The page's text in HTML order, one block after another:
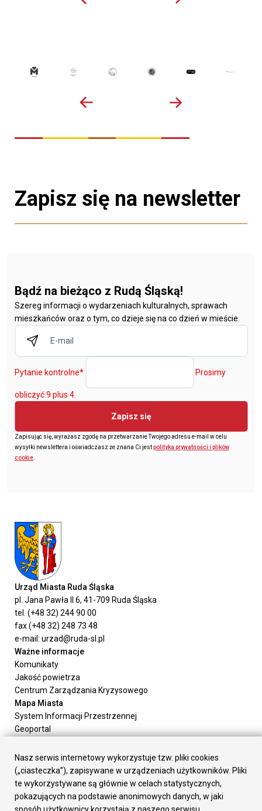
Zapisz się na newsletter
Bądź na bieżąco z Rudą Śląską!
Szereg informacji o wydarzeniach kulturalnych, sprawach
mieszkańców oraz o tym, co dzieje się na co dzień w mieście.
Pytanie kontrolne* Prosimy
obliczyć 9 plus 4.
Zapisz się
Zapisując się, wyrażasz zgodę na przetwarzanie Twojego adresu e-mail w celu
wysyłki newslettera i oświadczasz że znana Ci jestpolityka prywatności i plików
cookie.
Urząd Miasta Ruda Śląska
pl. Jana Pawła II 6, 41-709 Ruda Śląska
tel. (+48 32) 244 90 00
fax (+48 32) 248 73 48
e-mail: urzad@ruda-sl.pl
Ważne informacje
Komunikaty
Jakość powietrza
Centrum Zarządzania Kryzysowego
Mapa Miasta
System Informacji Przestrzennej
Geoportal
Załatw sprawę
Prezydent Miasta
Rada Miasta
Wydziały
Elektroniczna Skrzynka Podawcza
Nasz serwis internetowy wykorzystuje tzw. pliki cookies
(„ciasteczka”), zapisywane w urządzeniach użytkowników. Pliki
te wykorzystywane są głównie w celach statystycznych,
pokazujących na podstawie anonimowych danych, w jaki